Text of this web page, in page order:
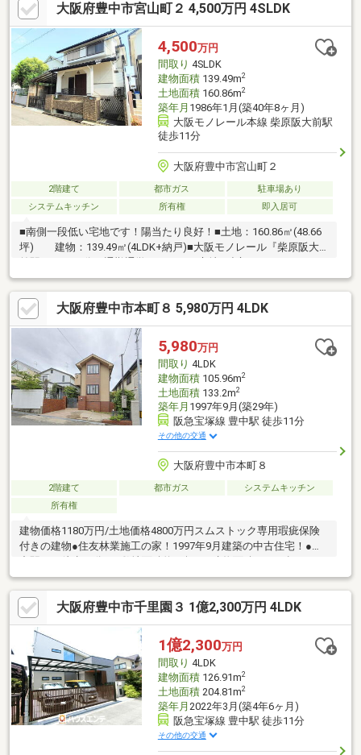
大阪府豊中市宮山町２ 4,500万円 4SLDK
4,500万円
間取り 4SLDK
建物面積139.49m2
土地面積160.86m2
築年月 1986年1月(築40年8ヶ月)
大阪モノレール本線 柴原阪大前駅
徒歩11分
大阪府豊中市宮山町２
2階建て 都市ガス
駐車場あり
システムキッチン
所有権 即入居可
■南側一段低い宅地です！陽当たり良好！■土地：160.86㎡(48.66
坪) 建物：139.49㎡(4LDK+納戸)■大阪モノレール『柴原阪大
前駅』まで11分で通勤通学のしやすい立地■独立キッチンは4.5
帖 LDKは広々14.6帖！陽当たりが良く、ご家族みんなでゆった
りと過ごしていただける空間！■駐車スペースはファミリーバン
が停められる広さです！■収納がたくさんある間取り！小屋裏収
納もございます！■コンビニまで250ｍ、スーパーまで850ｍ、ド
ラックストアまで600ｍ の距離にあり毎日のお買い物に便利！
大阪府豊中市本町８ 5,980万円 4LDK
5,980万円
間取り 4LDK
建物面積105.96m2
土地面積133.2m2
築年月 1997年9月(築29年)
阪急宝塚線 豊中駅 徒歩11分
その他の交通
大阪府豊中市本町８
2階建て 都市ガス
システムキッチン
所有権
建物価格1180万円/土地価格4800万円スムストック専用瑕疵保険
付きの建物●住友林業施工の家！1997年9月建築の中古住宅！●豊
4LDK●駐車スペース有（サイズ制限あり）〈リフォーム履歴〉・
平成26年10月 外構改修工事（アプローチ、門柱、フェンス）実
施・平成27年2月 外壁、屋根塗装工事、バルコニー防水工事・
平成30年8月 ユニットバス新調・令和2年11月 キッチンレンジ
フード、ガスコンロ、ガスオーブン、タッチレス水栓、洗面化粧
台新調
大阪府豊中市千里園３ 1億2,300万円 4LDK
1億2,300万円
間取り 4LDK
建物面積126.91m2
土地面積204.81m2
築年月 2022年3月(築4年6ヶ月)
阪急宝塚線 豊中駅 徒歩11分
その他の交通